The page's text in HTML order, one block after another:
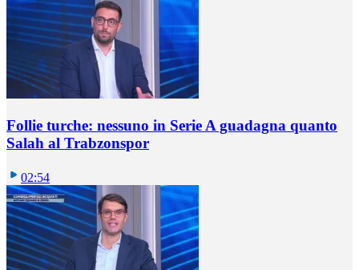
Follie turche: nessuno in Serie A guadagna quanto
Salah al Trabzonspor
02:54